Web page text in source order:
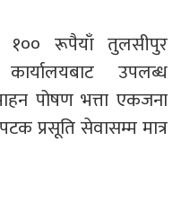
१०० रूपैयाँ तुलसीपुर
उपलब्ध
पोषण भत्ता एकजना
प्रसूति सेवासम्म मात्र